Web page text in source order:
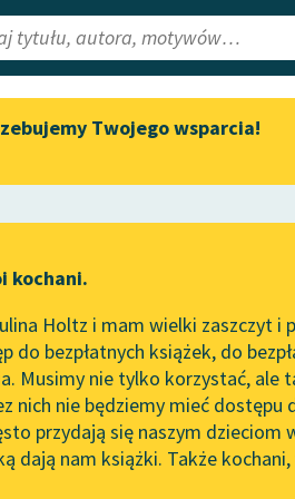
Lektury
redakcyjne
Aktualności
„Prokurator Alicja
literatury
Spotkanie z
w Oslo
102. lata temu
Conrad
Twojego wsparcia!
kochani.
Holtz i mam wielki zaszczyt i
do bezpłatnych książek, do
Musimy nie tylko korzystać, ale
nich nie będziemy mieć
przydają się naszym dzieciom
dają nam książki. Także
7, część I
(Oj ten